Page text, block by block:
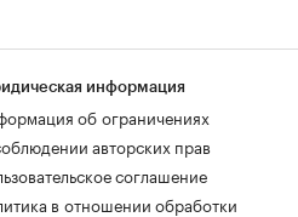
информация
об ограничениях
авторских прав
соглашение
в отношении обработки